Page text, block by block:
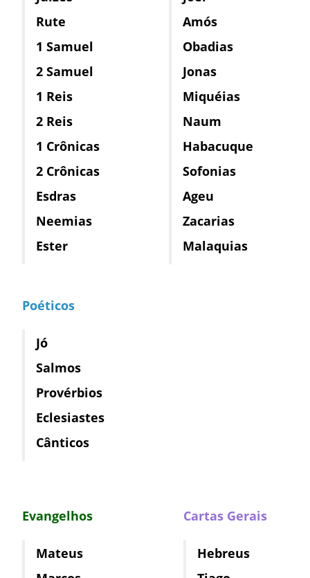
Rute
1 Samuel
2 Samuel
1 Reis
2 Reis
1 Crônicas
2 Crônicas
Esdras
Neemias
Ester
Poéticos
Jó
Salmos
Provérbios
Eclesiastes
Cânticos
Amós
Obadias
Jonas
Miquéias
Naum
Habacuque
Sofonias
Ageu
Zacarias
Malaquias
Evangelhos
Mateus
Cartas Gerais
Hebreus